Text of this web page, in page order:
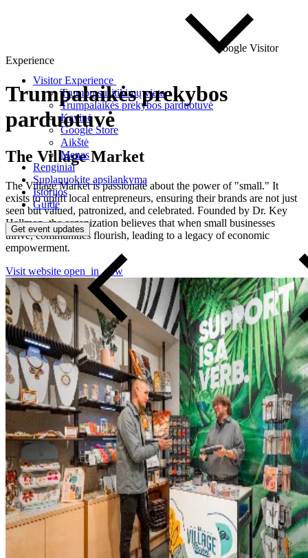
Visitor Experience
Trumpų susitikimų vieta
Trumpalaikės prekybos parduotuvė
Kavinė
Google Store
Aikštė
Menas
Renginiai
Suplanuokite apsilankymą
Istorijos
Guide
Get event updates
Google Visitor
Experience
Trumpalaikės prekybos
parduotuvė
The Village Market
The Village Market is passionate about the power of "small." It
exists to uplift local entrepreneurs, ensuring their brands are not just
seen but valued, patronized, and celebrated. Founded by Dr. Key
Hallmon, the organization believes that when small businesses
thrive, communities flourish, leading to a legacy of economic
empowerment.
Visit website open_in_new